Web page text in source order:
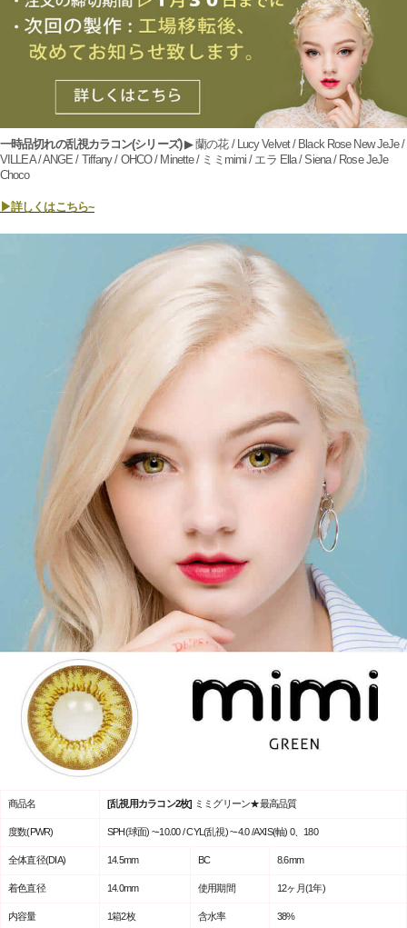
一時品切れの乱視カラコン(シリーズ)▶ 蘭の花 / Lucy Velvet / Black Rose New JeJe /
VILLEA / ANGE / Tiffany / OHCO / Minette / ミミmimi / エラ Ella / Siena / Rose JeJe
Choco
▶詳しくはこちら~
商品名 [乱視用カラコン2枚] ミミグリーン★最高品質
度数(PWR) SPH(球面) ~-10.00 / CYL(乱視) ~-4.0 /AXIS(軸) 0、180
全体直径(DIA) 14.5mm BC 8.6mm
着色直径 14.0mm 使用期間 12ヶ月(1年)
内容量 1箱2枚 含水率 38%